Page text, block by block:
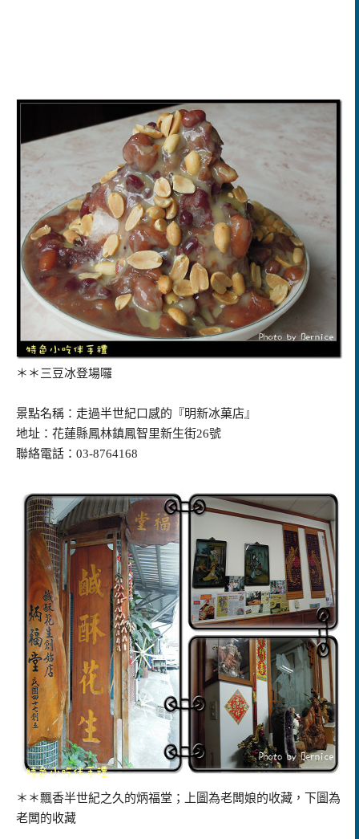
＊＊三豆冰登場囉
景點名稱：走過半世紀口感的『明新冰菓店』
地址：花蓮縣鳳林鎮鳳智里新生街26號
聯絡電話：03-8764168
＊＊飄香半世紀之久的炳福堂；上圖為老闆娘的收藏，下圖為
老闆的收藏